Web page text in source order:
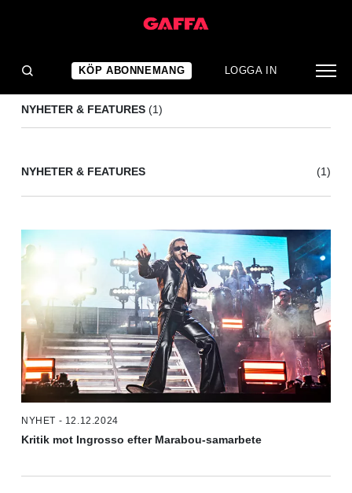
KÖP ABONNEMANG LOGGA IN
NYHETER & FEATURES (1)
NYHETER & FEATURES (1)
NYHET - 12.12.2024
Kritik mot Ingrosso efter Marabou-samarbete